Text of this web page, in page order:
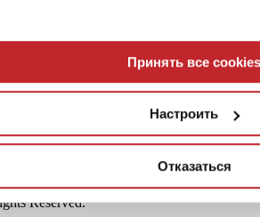
Принять все cookies
Настроить
Отказаться
unipersonale
41049 Sassuolo (MO) - Italy
euro - Codice fiscale e P.IVA
Reserved.